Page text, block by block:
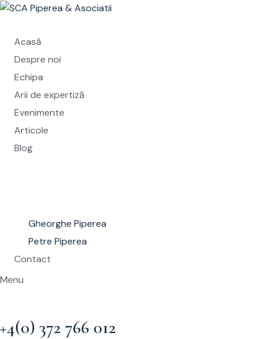
Skip
content
Acasă
Despre noi
Echipa
Arii de expertiză
Evenimente
Articole
Blog
Gheorghe Piperea
Petre Piperea
Contact
Menu
+4(0) 372 766 012